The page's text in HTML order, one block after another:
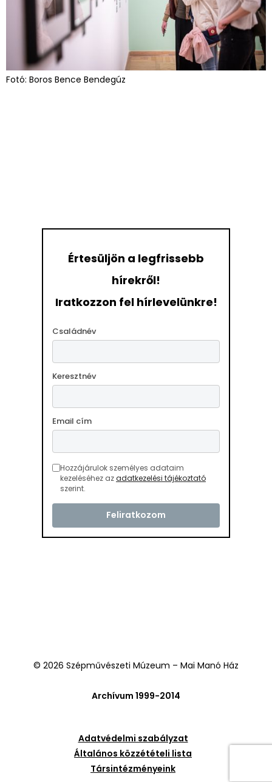
Fotó: Boros Bence Bendegúz
Értesüljön a legfrissebb
hírekről!
Iratkozzon fel hírlevelünkre!
Családnév
Keresztnév
Email cím
Hozzájárulok személyes adataim
kezeléséhez azadatkezelési tájékoztató
szerint.
© 2026 Szépművészeti Múzeum – Mai Manó Ház
Archívum 1999-2014
Adatvédelmi szabályzat
Általános közzétételi lista
Társintézményeink